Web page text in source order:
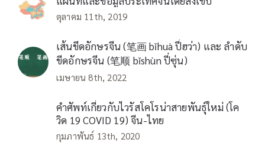
ตุลาคม 11th, 2019
เส้นขีดอักษรจีน (笔画 bǐhuà ปี่ฮว่า) และ ลำดับ
ขีดอักษรจีน (笔顺 bǐshùn ปี่ซุ่น)
เมษายน 8th, 2022
คำศัพท์เกี่ยวกับไวรัสโคโรน่าสายพันธุ์ใหม่ (โค
วิด 19 COVID 19) จีน-ไทย
กุมภาพันธ์ 13th, 2020